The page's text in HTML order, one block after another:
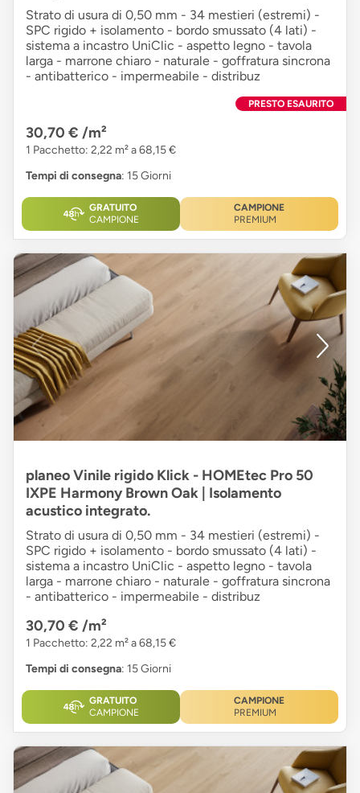
Strato di usura di 0,50 mm - 34 mestieri (estremi) -
SPC rigido + isolamento - bordo smussato (4 lati) -
sistema a incastro UniClic - aspetto legno - tavola
larga - marrone chiaro - naturale - goffratura sincrona
- antibatterico - impermeabile - distribuz
PRESTO ESAURITO
30,70 € /m²
1 Pacchetto: 2,22 m² a 68,15 €
Tempi di consegna: 15 Giorni
GRATUITO
CAMPIONE
CAMPIONE
PREMIUM
planeo Vinile rigido Klick - HOMEtec Pro 50
IXPE Harmony Brown Oak | Isolamento
acustico integrato.
Strato di usura di 0,50 mm - 34 mestieri (estremi) -
SPC rigido + isolamento - bordo smussato (4 lati) -
sistema a incastro UniClic - aspetto legno - tavola
larga - marrone chiaro - naturale - goffratura sincrona
- antibatterico - impermeabile - distribuz
30,70 € /m²
1 Pacchetto: 2,22 m² a 68,15 €
Tempi di consegna: 15 Giorni
GRATUITO
CAMPIONE
CAMPIONE
PREMIUM